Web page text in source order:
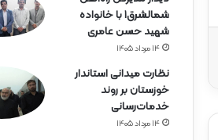
شمالشرق۱ با خانواده
شهید حسن عامری
۱۴ مرداد ۱۴۰۵
نظارت میدانی استاندار
خوزستان بر روند
خدمات‌رسانی
۱۴ مرداد ۱۴۰۵